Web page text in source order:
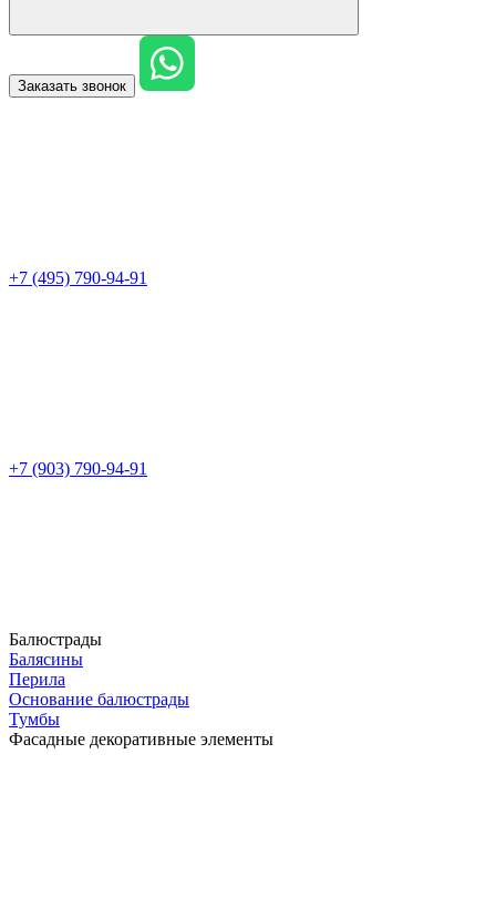
Заказать звонок
+7 (495) 790-94-91
+7 (903) 790-94-91
Балюстрады
Балясины
Перила
Основание балюстрады
Тумбы
Фасадные декоративные элементы